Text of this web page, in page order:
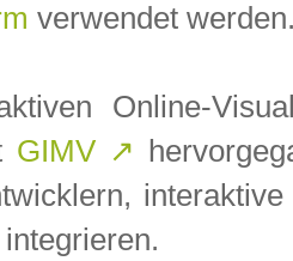
verwendet
Online-
GIMV ↗